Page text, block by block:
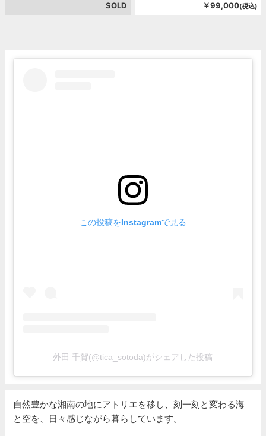
SOLD
￥99,000(税込)
この投稿をInstagramで見る
外田 千賀(@tica_sotoda)がシェアした投稿
自然豊かな湘南の地にアトリエを移し、刻一刻と変わる海
と空を、日々感じながら暮らしています。